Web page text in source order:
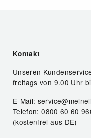
Kontakt
Unseren
freitags von 9.00 Uhr
E-Mail:
Telefon: 0800 60 60
(kostenfrei aus DE)